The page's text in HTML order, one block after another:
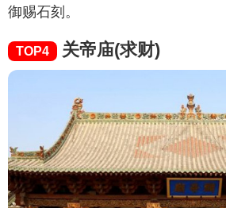
御赐石刻。
TOP4 关帝庙(求财)